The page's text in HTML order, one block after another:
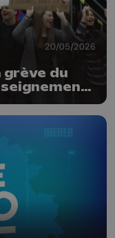
20/05/2026
grève du